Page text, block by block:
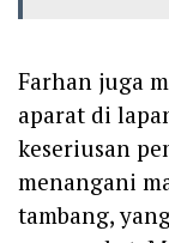
Farhan juga
aparat di
keseriusan
menangani
tambang,